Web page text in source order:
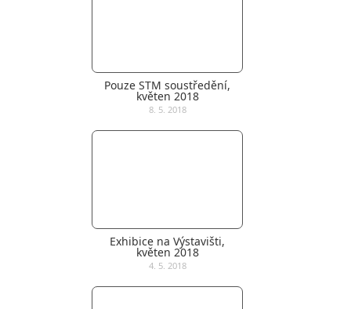
Pouze STM soustředění,
květen 2018
8. 5. 2018
Exhibice na Výstavišti,
květen 2018
4. 5. 2018